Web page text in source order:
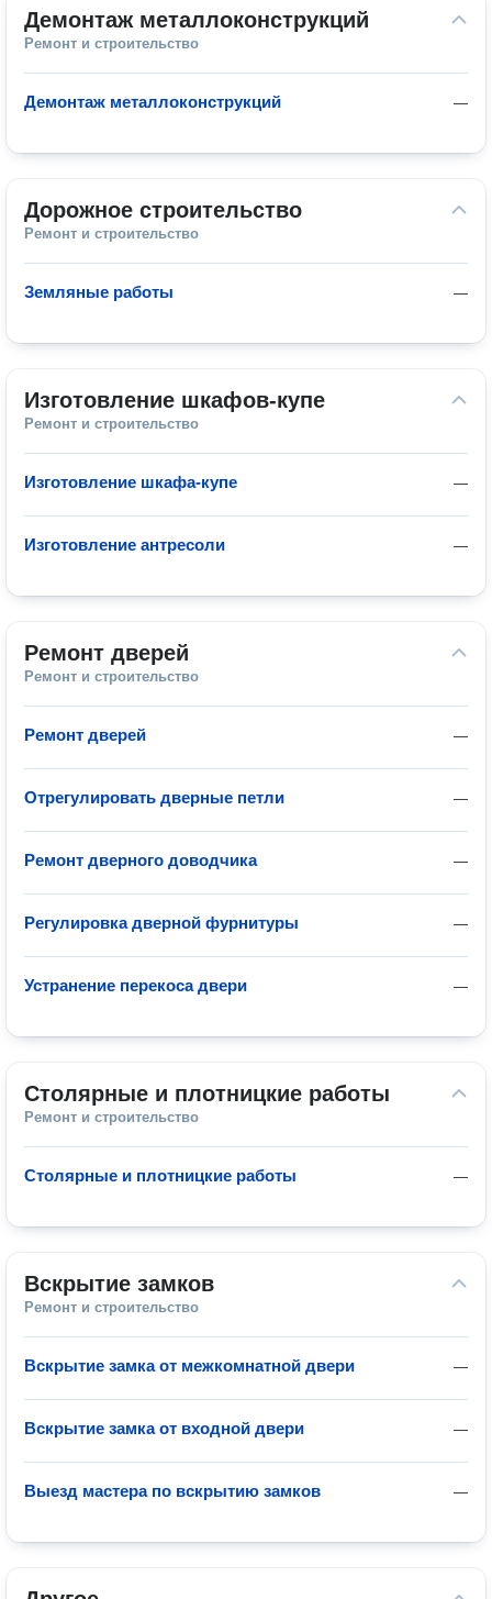
Демонтаж металлоконструкций
Ремонт и строительство
—
Демонтаж металлоконструкций
Дорожное строительство
Ремонт и строительство
—
Земляные работы
Изготовление шкафов-купе
Ремонт и строительство
—
Изготовление шкафа-купе
—
Изготовление антресоли
Ремонт дверей
Ремонт и строительство
—
Ремонт дверей
—
Отрегулировать дверные петли
—
Ремонт дверного доводчика
—
Регулировка дверной фурнитуры
—
Устранение перекоса двери
Столярные и плотницкие работы
Ремонт и строительство
—
Столярные и плотницкие работы
Вскрытие замков
Ремонт и строительство
—
Вскрытие замка от межкомнатной двери
—
Вскрытие замка от входной двери
—
Выезд мастера по вскрытию замков